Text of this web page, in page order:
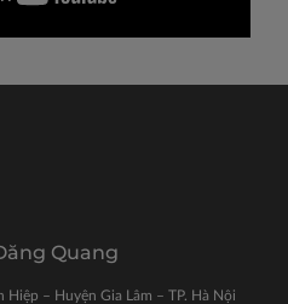
Quang
Hiệp – Huyện Gia Lâm – TP. Hà Nội